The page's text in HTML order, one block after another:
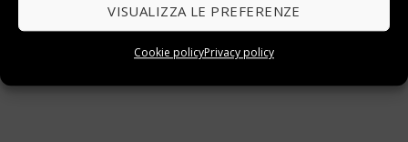
VISUALIZZA LE PREFERENZE
Cookie policyPrivacy policy